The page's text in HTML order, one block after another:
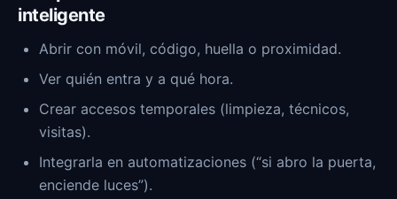
inteligente
Abrir con móvil, código, huella o proximidad.
Ver quién entra y a qué hora.
Crear accesos temporales (limpieza, técnicos,
visitas).
Integrarla en automatizaciones (“si abro la puerta,
enciende luces”).